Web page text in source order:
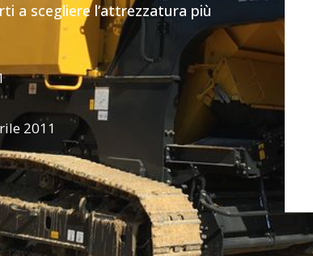
a scegliere l’attrezzatura più
2011